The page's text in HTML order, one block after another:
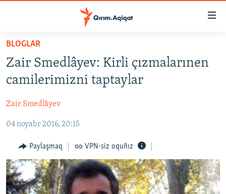
Esas
qaytmaq
Baş
qaytmaq
qaytmaq
SİYASET
CEMİYET
MEDENİYET
İNSAN AQLARI
VİDEO
SÜRET
BLOGLAR
Zair Smedlâyev: Kirli çızmalarınen
camilerimizni taptaylar
Zair Smedlâyev
04 noyabr 2016, 20:15
Paylaşmaq VPN-siz oquñız